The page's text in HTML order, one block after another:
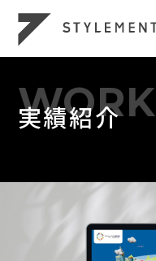
実績紹介